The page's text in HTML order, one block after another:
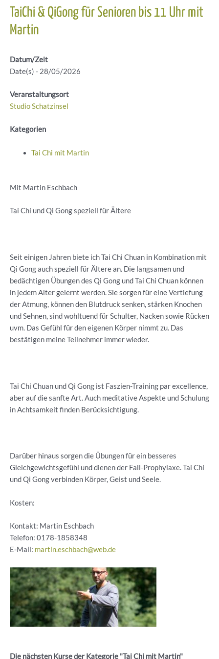
TaiChi & QiGong für Senioren bis 11 Uhr mit
Martin
Datum/Zeit
Date(s) - 28/05/2026
Veranstaltungsort
Studio Schatzinsel
Kategorien
Tai Chi mit Martin
Mit Martin Eschbach
Tai Chi und Qi Gong speziell für Ältere
Seit einigen Jahren biete ich Tai Chi Chuan in Kombination mit
Qi Gong auch speziell für Ältere an. Die langsamen und
bedächtigen Übungen des Qi Gong und Tai Chi Chuan können
in jedem Alter gelernt werden. Sie sorgen für eine Vertiefung
der Atmung, können den Blutdruck senken, stärken Knochen
und Sehnen, sind wohltuend für Schulter, Nacken sowie Rücken
uvm. Das Gefühl für den eigenen Körper nimmt zu. Das
bestätigen meine Teilnehmer immer wieder.
Tai Chi Chuan und Qi Gong ist Faszien-Training par excellence,
aber auf die sanfte Art. Auch meditative Aspekte und Schulung
in Achtsamkeit finden Berücksichtigung.
Darüber hinaus sorgen die Übungen für ein besseres
Gleichgewichtsgefühl und dienen der Fall-Prophylaxe. Tai Chi
und Qi Gong verbinden Körper, Geist und Seele.
Kosten:
Kontakt: Martin Eschbach
Telefon: 0178-1858348
E-Mail: martin.eschbach@web.de
Die nächsten Kurse der Kategorie "Tai Chi mit Martin"